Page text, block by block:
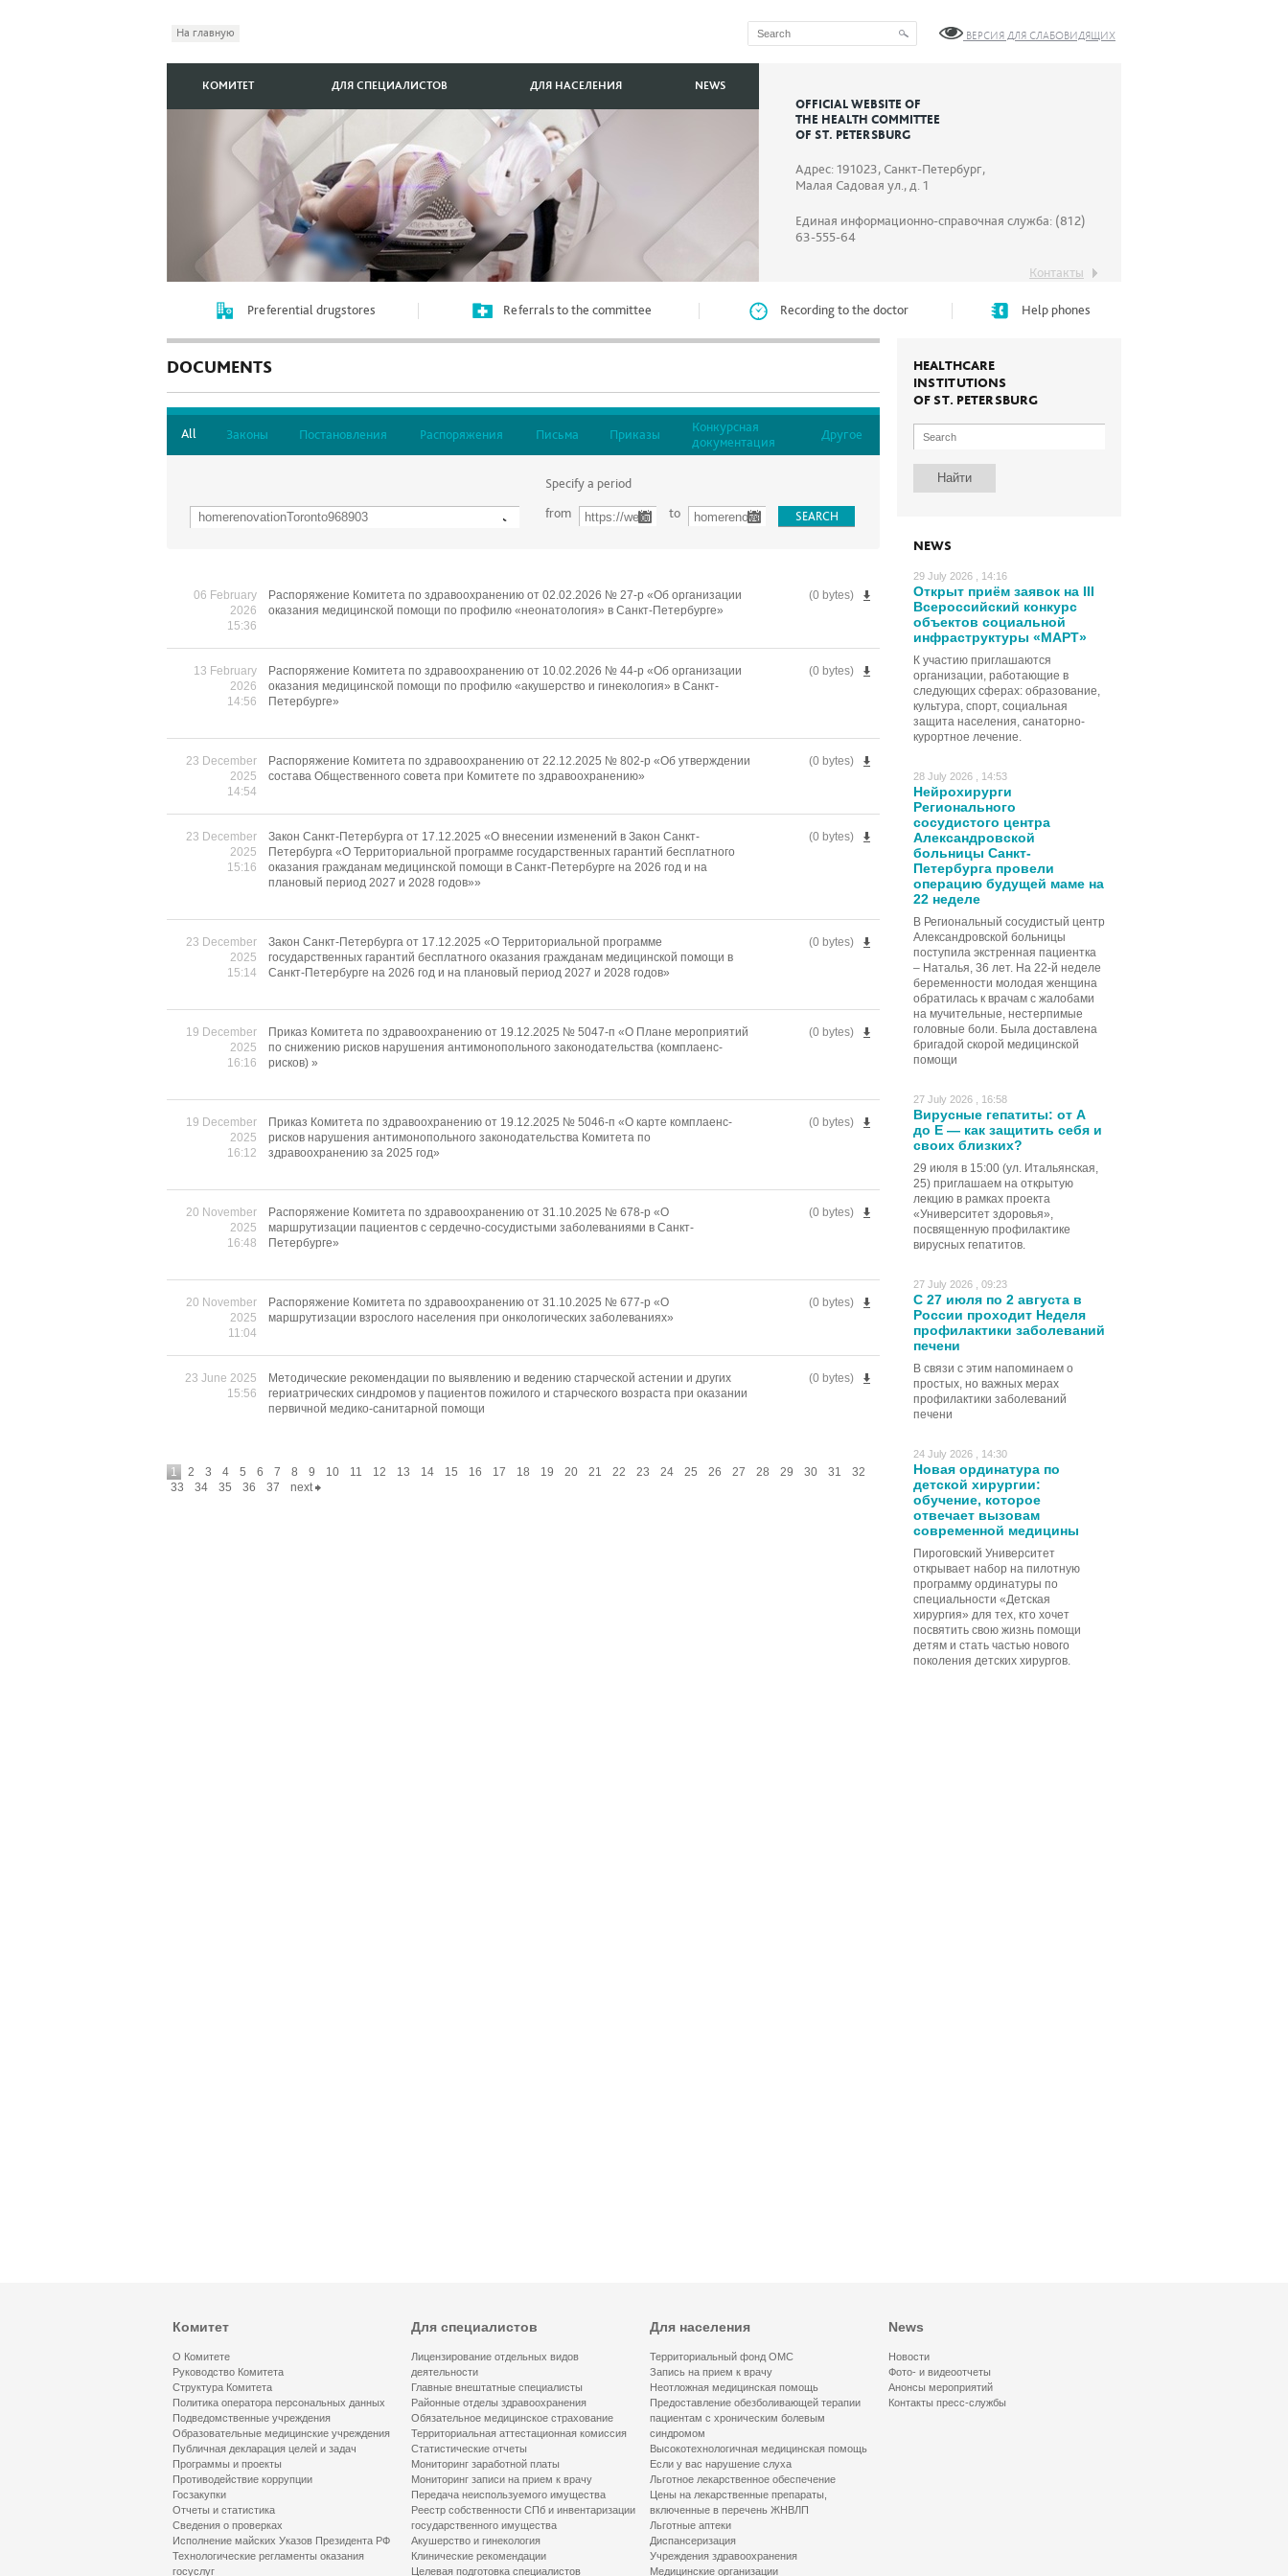
На главную ВЕРСИЯ ДЛЯ СЛАБОВИДЯЩИХ
OFFICIAL WEBSITE OF
THE HEALTH COMMITTEE
OF ST. PETERSBURG
Адрес: 191023, Санкт-Петербург,
Малая Садовая ул., д. 1
Единая информационно-справочная служба: (812)
63-555-64
Контакты
КОМИТЕТ ДЛЯ СПЕЦИАЛИСТОВ ДЛЯ НАСЕЛЕНИЯ NEWS
Preferential drugstores Referrals to the committee Recording to the doctor Help phones
HEALTHCARE
INSTITUTIONS
OF ST. PETERSBURG
NEWS
29 July 2026 , 14:16
Открыт приём заявок на III
Всероссийский конкурс
объектов социальной
инфраструктуры «МАРТ»
К участию приглашаются
организации, работающие в
следующих сферах: образование,
культура, спорт, социальная
защита населения, санаторно-
курортное лечение.
28 July 2026 , 14:53
Нейрохирурги
Регионального
сосудистого центра
Александровской
больницы Санкт-
Петербурга провели
операцию будущей маме на
22 неделе
В Региональный сосудистый центр
Александровской больницы
поступила экстренная пациентка
– Наталья, 36 лет. На 22-й неделе
беременности молодая женщина
обратилась к врачам с жалобами
на мучительные, нестерпимые
головные боли. Была доставлена
бригадой скорой медицинской
помощи
27 July 2026 , 16:58
Вирусные гепатиты: от А
до Е — как защитить себя и
своих близких?
29 июля в 15:00 (ул. Итальянская,
25) приглашаем на открытую
лекцию в рамках проекта
«Университет здоровья»,
посвященную профилактике
вирусных гепатитов.
27 July 2026 , 09:23
С 27 июля по 2 августа в
России проходит Неделя
профилактики заболеваний
печени
В связи с этим напоминаем о
простых, но важных мерах
профилактики заболеваний
печени
24 July 2026 , 14:30
Новая ординатура по
детской хирургии:
обучение, которое
отвечает вызовам
современной медицины
Пироговский Университет
открывает набор на пилотную
программу ординатуры по
специальности «Детская
хирургия» для тех, кто хочет
посвятить свою жизнь помощи
детям и стать частью нового
поколения детских хирургов.
DOCUMENTS
All Законы Постановления Распоряжения Письма Приказы
Конкурсная
документация
Другое
Specify a period
from
to
06 February
2026
15:36
(0 bytes)
Распоряжение Комитета по здравоохранению от 02.02.2026 № 27-р «Об организации
оказания медицинской помощи по профилю «неонатология» в Санкт-Петербурге»
13 February
2026
14:56
(0 bytes)
Распоряжение Комитета по здравоохранению от 10.02.2026 № 44-р «Об организации
оказания медицинской помощи по профилю «акушерство и гинекология» в Санкт-
Петербурге»
23 December
2025
14:54
(0 bytes)
Распоряжение Комитета по здравоохранению от 22.12.2025 № 802-р «Об утверждении
состава Общественного совета при Комитете по здравоохранению»
23 December
2025
15:16
(0 bytes)
Закон Санкт-Петербурга от 17.12.2025 «О внесении изменений в Закон Санкт-
Петербурга «О Территориальной программе государственных гарантий бесплатного
оказания гражданам медицинской помощи в Санкт-Петербурге на 2026 год и на
плановый период 2027 и 2028 годов»»
23 December
2025
15:14
(0 bytes)
Закон Санкт-Петербурга от 17.12.2025 «О Территориальной программе
государственных гарантий бесплатного оказания гражданам медицинской помощи в
Санкт-Петербурге на 2026 год и на плановый период 2027 и 2028 годов»
19 December
2025
16:16
(0 bytes)
Приказ Комитета по здравоохранению от 19.12.2025 № 5047-п «О Плане мероприятий
по снижению рисков нарушения антимонопольного законодательства (комплаенс-
рисков) »
19 December
2025
16:12
(0 bytes)
Приказ Комитета по здравоохранению от 19.12.2025 № 5046-п «О карте комплаенс-
рисков нарушения антимонопольного законодательства Комитета по
здравоохранению за 2025 год»
20 November
2025
16:48
(0 bytes)
Распоряжение Комитета по здравоохранению от 31.10.2025 № 678-р «О
маршрутизации пациентов с сердечно-сосудистыми заболеваниями в Санкт-
Петербурге»
20 November
2025
11:04
(0 bytes)
Распоряжение Комитета по здравоохранению от 31.10.2025 № 677-р «О
маршрутизации взрослого населения при онкологических заболеваниях»
23 June 2025
15:56
(0 bytes)
Методические рекомендации по выявлению и ведению старческой астении и других
гериатрических синдромов у пациентов пожилого и старческого возраста при оказании
первичной медико-санитарной помощи
1 2 3 4 5 6 7 8 9 10 11 12 13 14 15 16 17 18 19 20 21 22 23 24 25 26 27 28 29 30 31
32
33
34 35 36 37 next
Комитет
О Комитете
Руководство Комитета
Структура Комитета
Политика оператора персональных данных
Подведомственные учреждения
Образовательные медицинские учреждения
Публичная декларация целей и задач
Программы и проекты
Противодействие коррупции
Госзакупки
Отчеты и статистика
Сведения о проверках
Исполнение майских Указов Президента РФ
Технологические регламенты оказания
госуслуг
Для специалистов
Лицензирование отдельных видов
деятельности
Главные внештатные специалисты
Районные отделы здравоохранения
Обязательное медицинское страхование
Территориальная аттестационная комиссия
Статистические отчеты
Мониторинг заработной платы
Мониторинг записи на прием к врачу
Передача неиспользуемого имущества
Реестр собственности СПб и инвентаризации
государственного имущества
Акушерство и гинекология
Клинические рекомендации
Целевая подготовка специалистов
Для населения
Территориальный фонд ОМС
Запись на прием к врачу
Неотложная медицинская помощь
Предоставление обезболивающей терапии
пациентам с хроническим болевым
синдромом
Высокотехнологичная медицинская помощь
Если у вас нарушение слуха
Льготное лекарственное обеспечение
Цены на лекарственные препараты,
включенные в перечень ЖНВЛП
Льготные аптеки
Диспансеризация
Учреждения здравоохранения
Медицинские организации
News
Новости
Фото- и видеоотчеты
Анонсы мероприятий
Контакты пресс-службы